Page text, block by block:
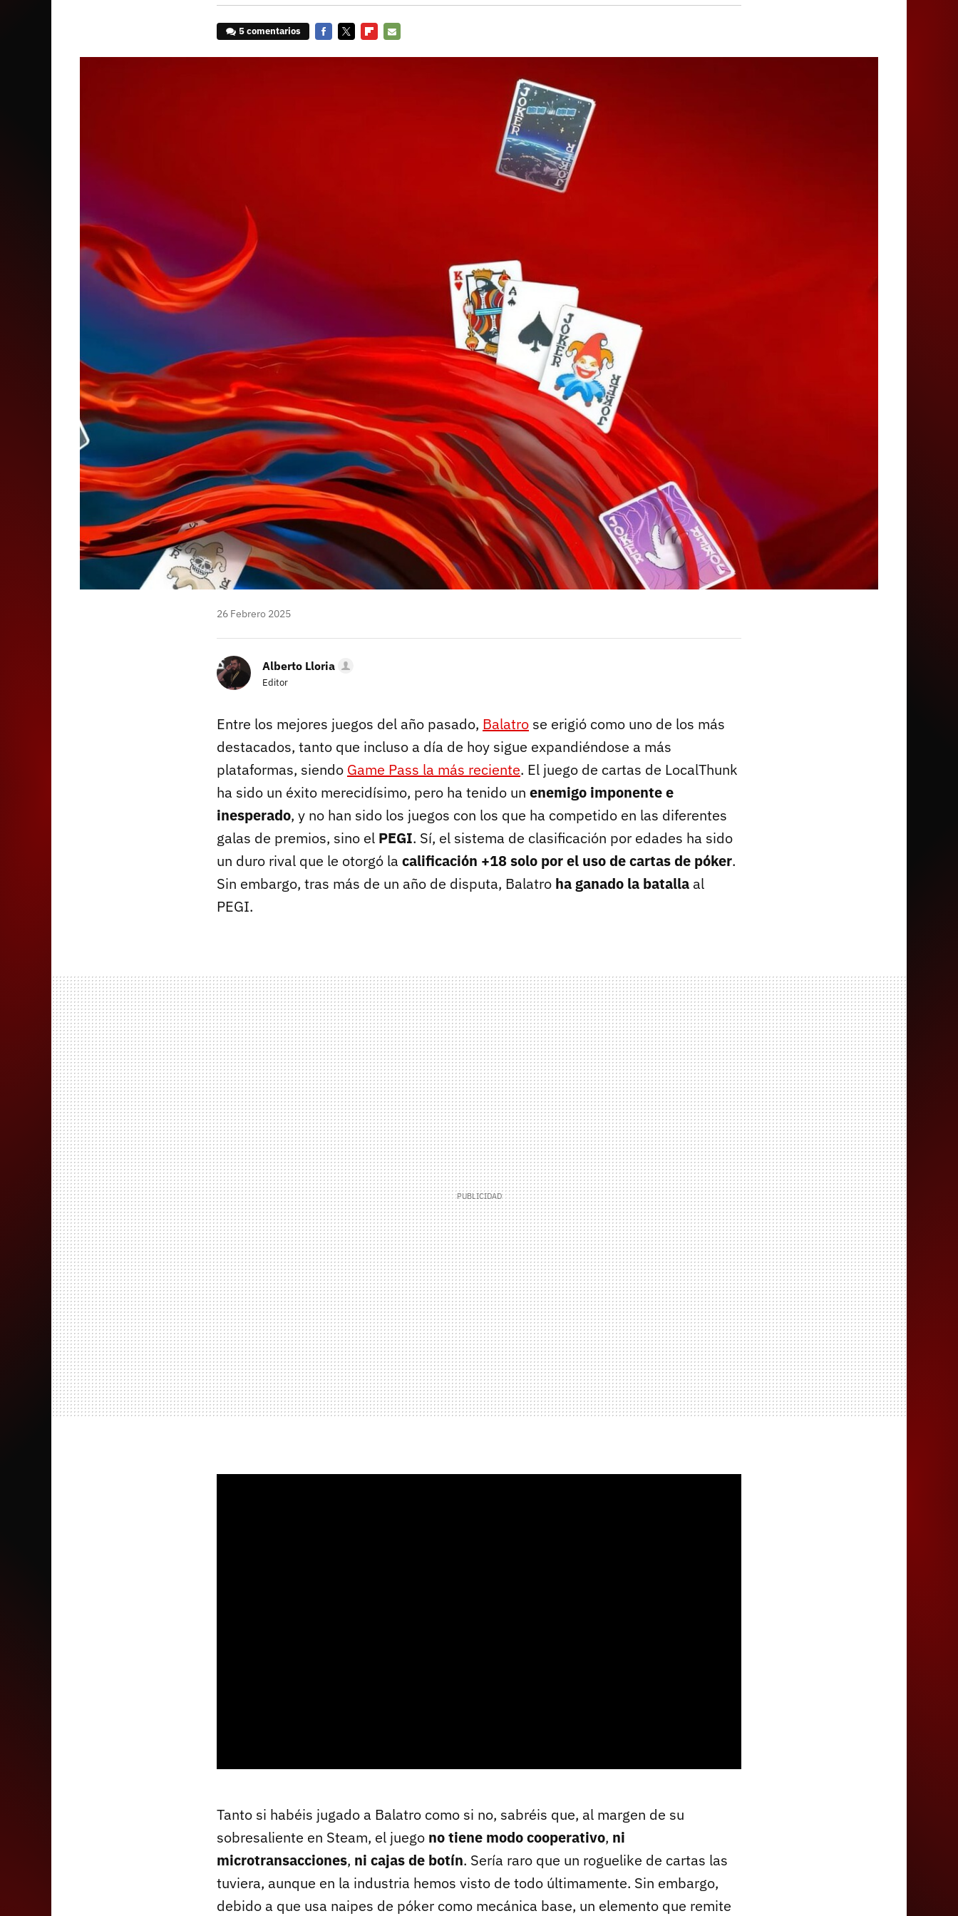
5 comentarios
26 Febrero 2025
Alberto Lloria
Editor
Entre los mejores juegos del año pasado, Balatro se erigió como uno de los más
destacados, tanto que incluso a día de hoy sigue expandiéndose a más
plataformas, siendo Game Pass la más reciente. El juego de cartas de LocalThunk
ha sido un éxito merecidísimo, pero ha tenido un enemigo imponente e
inesperado, y no han sido los juegos con los que ha competido en las diferentes
galas de premios, sino el PEGI. Sí, el sistema de clasificación por edades ha sido
un duro rival que le otorgó la calificación +18 solo por el uso de cartas de póker.
Sin embargo, tras más de un año de disputa, Balatro ha ganado la batalla al
PEGI.
Tanto si habéis jugado a Balatro como si no, sabréis que, al margen de su
sobresaliente en Steam, el juego no tiene modo cooperativo, ni
microtransacciones, ni cajas de botín. Sería raro que un roguelike de cartas las
tuviera, aunque en la industria hemos visto de todo últimamente. Sin embargo,
debido a que usa naipes de póker como mecánica base, un elemento que remite